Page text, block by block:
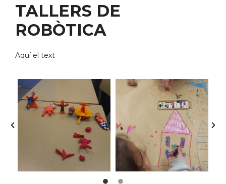
TALLERS DE
ROBÒTICA
Aquí el text